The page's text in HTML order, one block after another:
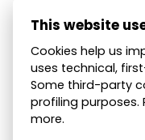
Síguenos en
actualizado
This website
Cookies help us
uses technical,
Some third-party
profiling purposes.
more.